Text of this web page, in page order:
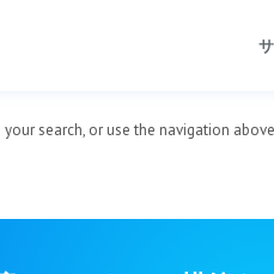
search, or use the navigation